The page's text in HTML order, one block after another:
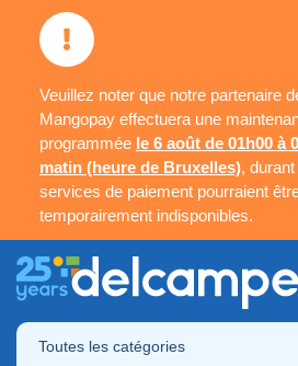
Veuillez noter que notre partenaire
Mangopay effectuera une
programmée le 6 août de 01h00 à
matin (heure de Bruxelles),
services de paiement pourraient
temporairement indisponibles.
Toutes les catégories